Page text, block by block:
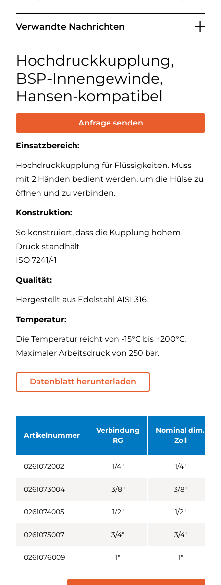
Verwandte Nachrichten
Hochdruckkupplung,
BSP-Innengewinde,
Hansen-kompatibel
Anfrage senden
Einsatzbereich:
Hochdruckkupplung für Flüssigkeiten. Muss
mit 2 Händen bedient werden, um die Hülse zu
öffnen und zu verbinden.
Konstruktion:
So konstruiert, dass die Kupplung hohem
Druck standhält
ISO 7241/-1
Qualität:
Hergestellt aus Edelstahl AISI 316.
Temperatur:
Die Temperatur reicht von -15°C bis +200°C.
Maximaler Arbeitsdruck von 250 bar.
Datenblatt herunterladen
Artikelnummer
Verbindung
RG
Nominal dim.
Zoll
0261072002 1/4" 1/4"
0261073004 3/8" 3/8"
0261074005 1/2" 1/2"
0261075007 3/4" 3/4"
0261076009 1" 1"